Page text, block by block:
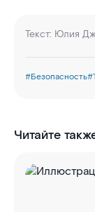
Текст: Юлия
#Безопасность#
Читайте